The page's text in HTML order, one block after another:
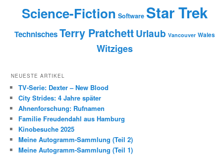
Science-Fiction Software Star Trek
TechnischesTerry PratchettUrlaub Vancouver Wales
Witziges
NEUESTE ARTIKEL
TV-Serie: Dexter – New Blood
City Strides: 4 Jahre später
Ahnenforschung: Rufnamen
Familie Freudendahl aus Hamburg
Kinobesuche 2025
Meine Autogramm-Sammlung (Teil 2)
Meine Autogramm-Sammlung (Teil 1)